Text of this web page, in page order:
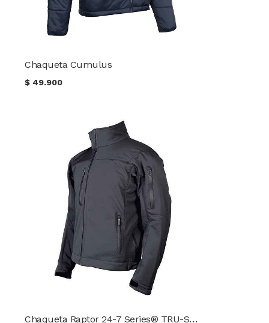
Chaqueta Cumulus
$ 49.900
Chaqueta Raptor 24-7 Series® TRU-SPEC®